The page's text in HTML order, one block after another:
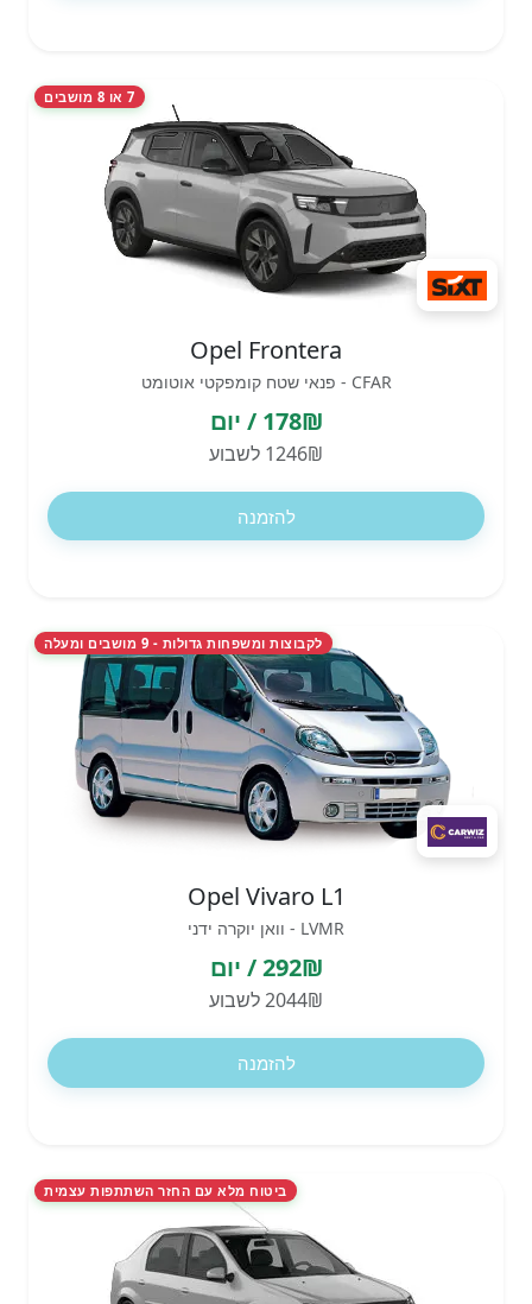
7 או 8 מושבים
Opel Frontera
CFAR - פנאי שטח קומפקטי אוטומט
178₪ / יום
1246₪ לשבוע
להזמנה
לקבוצות ומשפחות גדולות - 9 מושבים ומעלה
Opel Vivaro L1
LVMR - וואן יוקרה ידני
292₪ / יום
2044₪ לשבוע
להזמנה
ביטוח מלא עם החזר השתתפות עצמית